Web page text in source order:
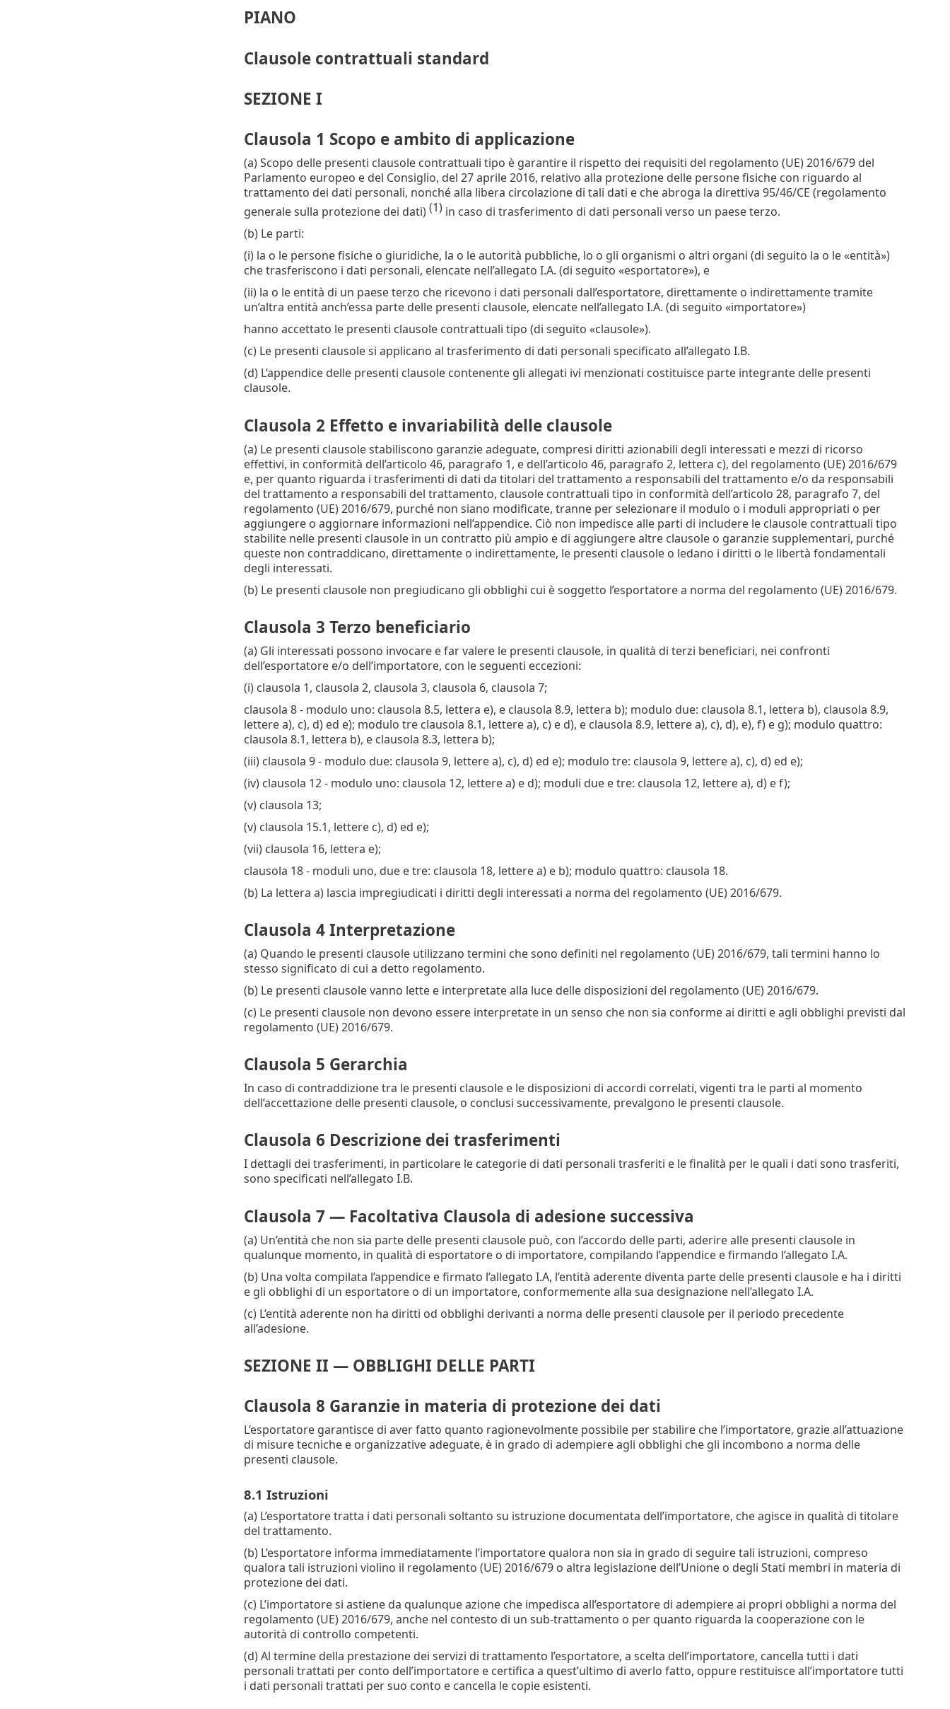
PIANO
Clausole contrattuali standard
SEZIONE I
Clausola 1 Scopo e ambito di applicazione
(a) Scopo delle presenti clausole contrattuali tipo è garantire il rispetto dei requisiti del regolamento (UE) 2016/679 del
Parlamento europeo e del Consiglio, del 27 aprile 2016, relativo alla protezione delle persone fisiche con riguardo al
trattamento dei dati personali, nonché alla libera circolazione di tali dati e che abroga la direttiva 95/46/CE (regolamento
generale sulla protezione dei dati)(1)in caso di trasferimento di dati personali verso un paese terzo.
(b) Le parti:
(i) la o le persone fisiche o giuridiche, la o le autorità pubbliche, lo o gli organismi o altri organi (di seguito la o le «entità»)
che trasferiscono i dati personali, elencate nell’allegato I.A. (di seguito «esportatore»), e
(ii) la o le entità di un paese terzo che ricevono i dati personali dall’esportatore, direttamente o indirettamente tramite
un’altra entità anch’essa parte delle presenti clausole, elencate nell’allegato I.A. (di seguito «importatore»)
hanno accettato le presenti clausole contrattuali tipo (di seguito «clausole»).
(c) Le presenti clausole si applicano al trasferimento di dati personali specificato all’allegato I.B.
(d) L’appendice delle presenti clausole contenente gli allegati ivi menzionati costituisce parte integrante delle presenti
clausole.
Clausola 2 Effetto e invariabilità delle clausole
(a) Le presenti clausole stabiliscono garanzie adeguate, compresi diritti azionabili degli interessati e mezzi di ricorso
effettivi, in conformità dell’articolo 46, paragrafo 1, e dell’articolo 46, paragrafo 2, lettera c), del regolamento (UE) 2016/679
e, per quanto riguarda i trasferimenti di dati da titolari del trattamento a responsabili del trattamento e/o da responsabili
del trattamento a responsabili del trattamento, clausole contrattuali tipo in conformità dell’articolo 28, paragrafo 7, del
regolamento (UE) 2016/679, purché non siano modificate, tranne per selezionare il modulo o i moduli appropriati o per
aggiungere o aggiornare informazioni nell’appendice. Ciò non impedisce alle parti di includere le clausole contrattuali tipo
stabilite nelle presenti clausole in un contratto più ampio e di aggiungere altre clausole o garanzie supplementari, purché
queste non contraddicano, direttamente o indirettamente, le presenti clausole o ledano i diritti o le libertà fondamentali
degli interessati.
(b) Le presenti clausole non pregiudicano gli obblighi cui è soggetto l’esportatore a norma del regolamento (UE) 2016/679.
Clausola 3 Terzo beneficiario
(a) Gli interessati possono invocare e far valere le presenti clausole, in qualità di terzi beneficiari, nei confronti
dell’esportatore e/o dell’importatore, con le seguenti eccezioni:
(i) clausola 1, clausola 2, clausola 3, clausola 6, clausola 7;
clausola 8 - modulo uno: clausola 8.5, lettera e), e clausola 8.9, lettera b); modulo due: clausola 8.1, lettera b), clausola 8.9,
lettere a), c), d) ed e); modulo tre clausola 8.1, lettere a), c) e d), e clausola 8.9, lettere a), c), d), e), f) e g); modulo quattro:
clausola 8.1, lettera b), e clausola 8.3, lettera b);
(iii) clausola 9 - modulo due: clausola 9, lettere a), c), d) ed e); modulo tre: clausola 9, lettere a), c), d) ed e);
(iv) clausola 12 - modulo uno: clausola 12, lettere a) e d); moduli due e tre: clausola 12, lettere a), d) e f);
(v) clausola 13;
(v) clausola 15.1, lettere c), d) ed e);
(vii) clausola 16, lettera e);
clausola 18 - moduli uno, due e tre: clausola 18, lettere a) e b); modulo quattro: clausola 18.
(b) La lettera a) lascia impregiudicati i diritti degli interessati a norma del regolamento (UE) 2016/679.
Clausola 4 Interpretazione
(a) Quando le presenti clausole utilizzano termini che sono definiti nel regolamento (UE) 2016/679, tali termini hanno lo
stesso significato di cui a detto regolamento.
(b) Le presenti clausole vanno lette e interpretate alla luce delle disposizioni del regolamento (UE) 2016/679.
(c) Le presenti clausole non devono essere interpretate in un senso che non sia conforme ai diritti e agli obblighi previsti dal
regolamento (UE) 2016/679.
Clausola 5 Gerarchia
In caso di contraddizione tra le presenti clausole e le disposizioni di accordi correlati, vigenti tra le parti al momento
dell’accettazione delle presenti clausole, o conclusi successivamente, prevalgono le presenti clausole.
Clausola 6 Descrizione dei trasferimenti
I dettagli dei trasferimenti, in particolare le categorie di dati personali trasferiti e le finalità per le quali i dati sono trasferiti,
sono specificati nell’allegato I.B.
Clausola 7 — Facoltativa Clausola di adesione successiva
(a) Un’entità che non sia parte delle presenti clausole può, con l’accordo delle parti, aderire alle presenti clausole in
qualunque momento, in qualità di esportatore o di importatore, compilando l’appendice e firmando l’allegato I.A.
(b) Una volta compilata l’appendice e firmato l’allegato I.A, l’entità aderente diventa parte delle presenti clausole e ha i diritti
e gli obblighi di un esportatore o di un importatore, conformemente alla sua designazione nell’allegato I.A.
(c) L’entità aderente non ha diritti od obblighi derivanti a norma delle presenti clausole per il periodo precedente
all’adesione.
SEZIONE II — OBBLIGHI DELLE PARTI
Clausola 8 Garanzie in materia di protezione dei dati
L’esportatore garantisce di aver fatto quanto ragionevolmente possibile per stabilire che l’importatore, grazie all’attuazione
di misure tecniche e organizzative adeguate, è in grado di adempiere agli obblighi che gli incombono a norma delle
presenti clausole.
8.1 Istruzioni
(a) L’esportatore tratta i dati personali soltanto su istruzione documentata dell’importatore, che agisce in qualità di titolare
del trattamento.
(b) L’esportatore informa immediatamente l’importatore qualora non sia in grado di seguire tali istruzioni, compreso
qualora tali istruzioni violino il regolamento (UE) 2016/679 o altra legislazione dell’Unione o degli Stati membri in materia di
protezione dei dati.
(c) L’importatore si astiene da qualunque azione che impedisca all’esportatore di adempiere ai propri obblighi a norma del
regolamento (UE) 2016/679, anche nel contesto di un sub-trattamento o per quanto riguarda la cooperazione con le
autorità di controllo competenti.
(d) Al termine della prestazione dei servizi di trattamento l’esportatore, a scelta dell’importatore, cancella tutti i dati
personali trattati per conto dell’importatore e certifica a quest’ultimo di averlo fatto, oppure restituisce all’importatore tutti
i dati personali trattati per suo conto e cancella le copie esistenti.